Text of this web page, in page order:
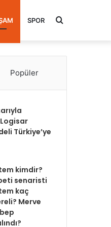
SPOR Arama
Popüler
Türkiye’ye
kimdir?
senaristi
kaç
Merve